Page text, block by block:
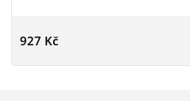
927 Kč